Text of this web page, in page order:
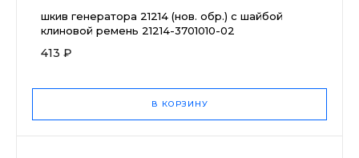
шкив генератора 21214 (нов. обр.) с шайбой
клиновой ремень 21214-3701010-02
413 ₽
В КОРЗИНУ